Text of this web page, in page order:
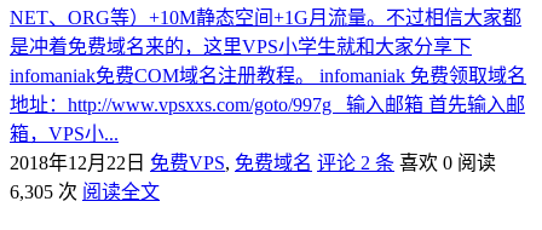
NET、ORG等）+10M静态空间+1G月流量。不过相信大家都
是冲着免费域名来的，这里VPS小学生就和大家分享下
infomaniak免费COM域名注册教程。 infomaniak 免费领取域名
地址：http://www.vpsxxs.com/goto/997g 输入邮箱 首先输入邮
箱，VPS小...
2018年12月22日 免费VPS, 免费域名 评论 2 条 喜欢 0 阅读
6,305 次 阅读全文